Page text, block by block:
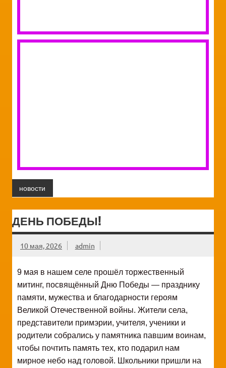
новости
ДЕНЬ ПОБЕДЫ!
10 мая, 2026 admin
9 мая в нашем селе прошёл торжественный
митинг, посвящённый Дню Победы — празднику
памяти, мужества и благодарности героям
Великой Отечественной войны. Жители села,
представители примэрии, учителя, ученики и
родители собрались у памятника павшим воинам,
чтобы почтить память тех, кто подарил нам
мирное небо над головой. Школьники пришли на